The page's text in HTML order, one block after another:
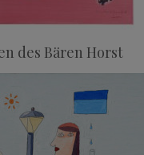
des Bären Horst